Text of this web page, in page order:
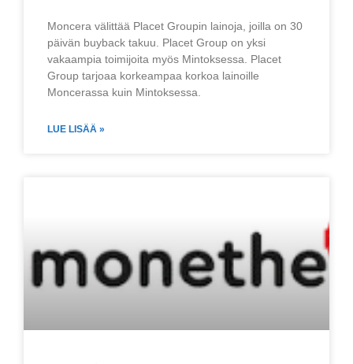
Moncera välittää Placet Groupin lainoja, joilla on 30
päivän buyback takuu. Placet Group on yksi
vakaampia toimijoita myös Mintoksessa. Placet
Group tarjoaa korkeampaa korkoa lainoille
Moncerassa kuin Mintoksessa.
LUE LISÄÄ »